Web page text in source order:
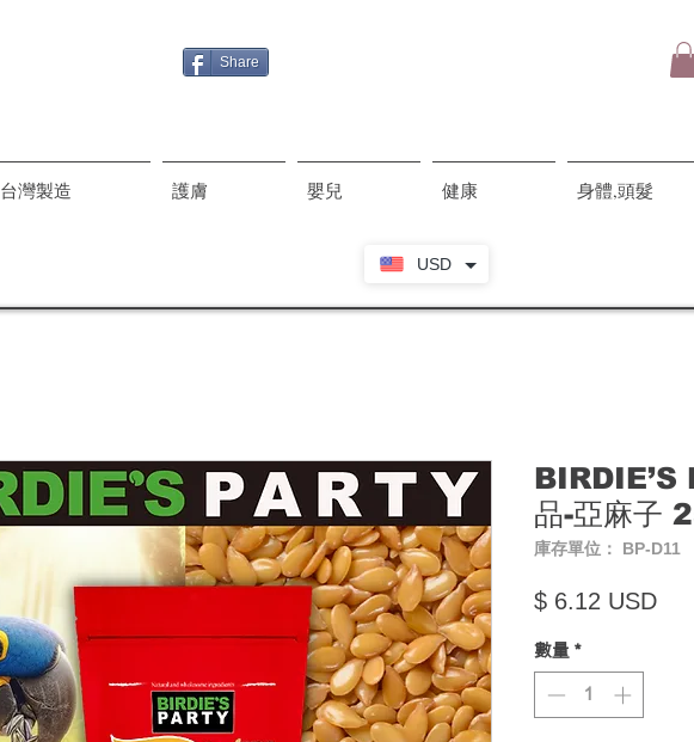
USD
Share
台灣製造 護膚 嬰兒 健康 身體,頭髮
BIRDIE’S
品-亞麻子
庫存單位： BP-D11
$ 6.12 USD價格
數量 *